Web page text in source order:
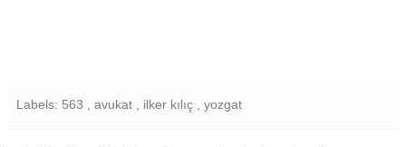
Labels: 563 , avukat , ilker kılıç , yozgat